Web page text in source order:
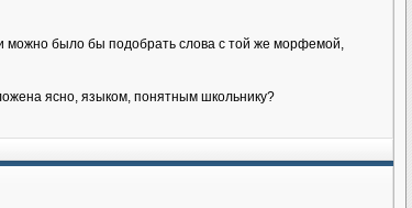
можно было бы подобрать слова с той же морфемой,
ясно, языком, понятным школьнику?